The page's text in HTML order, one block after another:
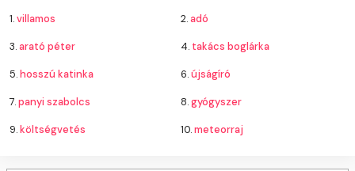
1.villamos 2.adó
3.arató péter 4. takács boglárka
5.hosszú katinka 6.újságíró
7.panyi szabolcs 8.gyógyszer
9.költségvetés 10.meteorraj